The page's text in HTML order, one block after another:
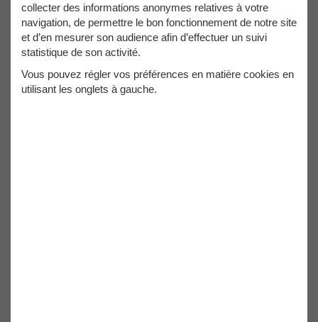
Lot de 3 disques
diamant 125 x Al.
22,23 x Ht. 7 mm
béton, parpaings,
matériaux de
construction -
BUILDER - OMNIVOR
Ref. OM-381386005
Lot de 3 disques
diamant 230 x Al.
22,23 x Ht. 7 mm
construction -
BUILDER - OMNIVOR
collecter des informations anonymes relatives à votre
navigation, de permettre le bon fonctionnement de notre site
et d’en mesurer son audience afin d’effectuer un suivi
statistique de son activité.
Vous pouvez régler vos préférences en matière cookies en
utilisant les onglets à gauche.